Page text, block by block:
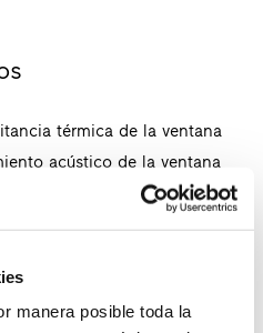
manera posible toda la
térmica de la ventana
acústico de la ventana
(ningún rendimiento
Classic-line 124